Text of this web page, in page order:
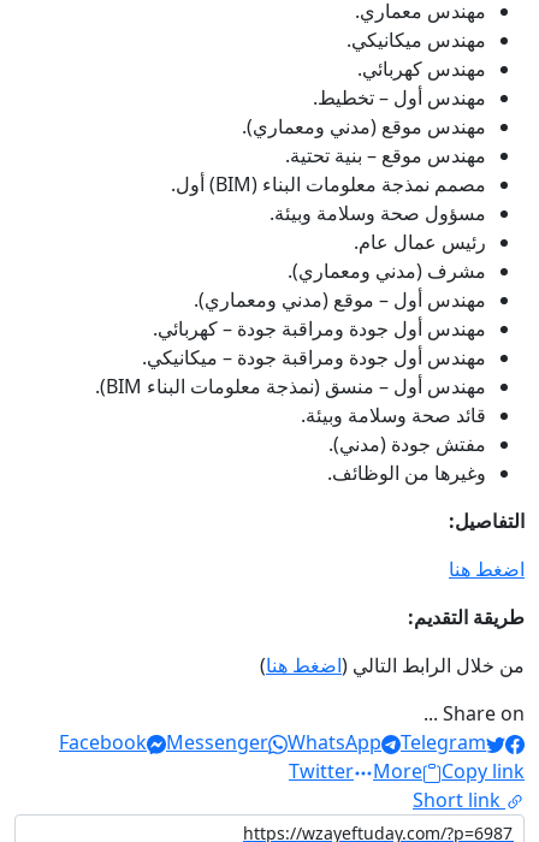
مهندس معماري.
مهندس ميكانيكي.
مهندس كهربائي.
مهندس أول – تخطيط.
مهندس موقع (مدني ومعماري).
مهندس موقع – بنية تحتية.
مصمم نمذجة معلومات البناء (BIM) أول.
مسؤول صحة وسلامة وبيئة.
رئيس عمال عام.
مشرف (مدني ومعماري).
مهندس أول – موقع (مدني ومعماري).
مهندس أول جودة ومراقبة جودة – كهربائي.
مهندس أول جودة ومراقبة جودة – ميكانيكي.
مهندس أول – منسق (نمذجة معلومات البناء BIM).
قائد صحة وسلامة وبيئة.
مفتش جودة (مدني).
وغيرها من الوظائف.
التفاصيل:
اضغط هنا
طريقة التقديم:
من خلال الرابط التالي (اضغط هنا)
Share on ...
Facebook
Messenger WhatsApp
Telegram
Twitter
More
Copy link
Short link